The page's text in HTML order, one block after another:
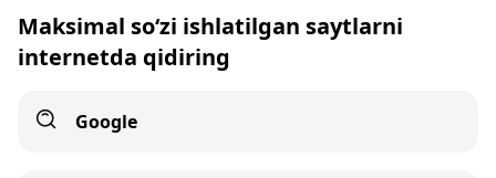
Maksimal so‘zi ishlatilgan saytlarni
internetda qidiring
Google